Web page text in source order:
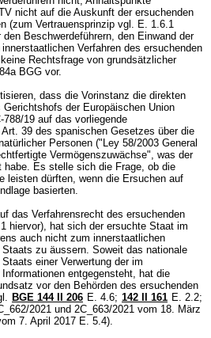
nicht auf die Auskunft der ersuchenden
(zum Vertrauensprinzip vgl. E. 1.6.1
Beschwerdeführern, den Einwand der
Verfahren des ersuchenden
Rechtsfrage von grundsätzlicher
BGG vor.
dass die Vorinstanz die direkten
der Europäischen Union
19 auf das vorliegende
39 des spanischen Gesetzes über die
Personen ("Ley 58/2003 General
Vermögenszuwächse", was der
habe. Es stelle sich die Frage, ob die
leisten dürften, wenn die Ersuchen auf
basierten.
das Verfahrensrecht des ersuchenden
hiervor), hat sich der ersuchte Staat im
auch nicht zum innerstaatlichen
zu äussern. Soweit das nationale
einer Verwertung der im
entgegensteht, hat die
vor den Behörden des ersuchenden
BGE 144 II 206 E. 4.6; 142 II 161 E. 2.2;
2021 und 2C_663/2021 vom 18. März
7. April 2017 E. 5.4).